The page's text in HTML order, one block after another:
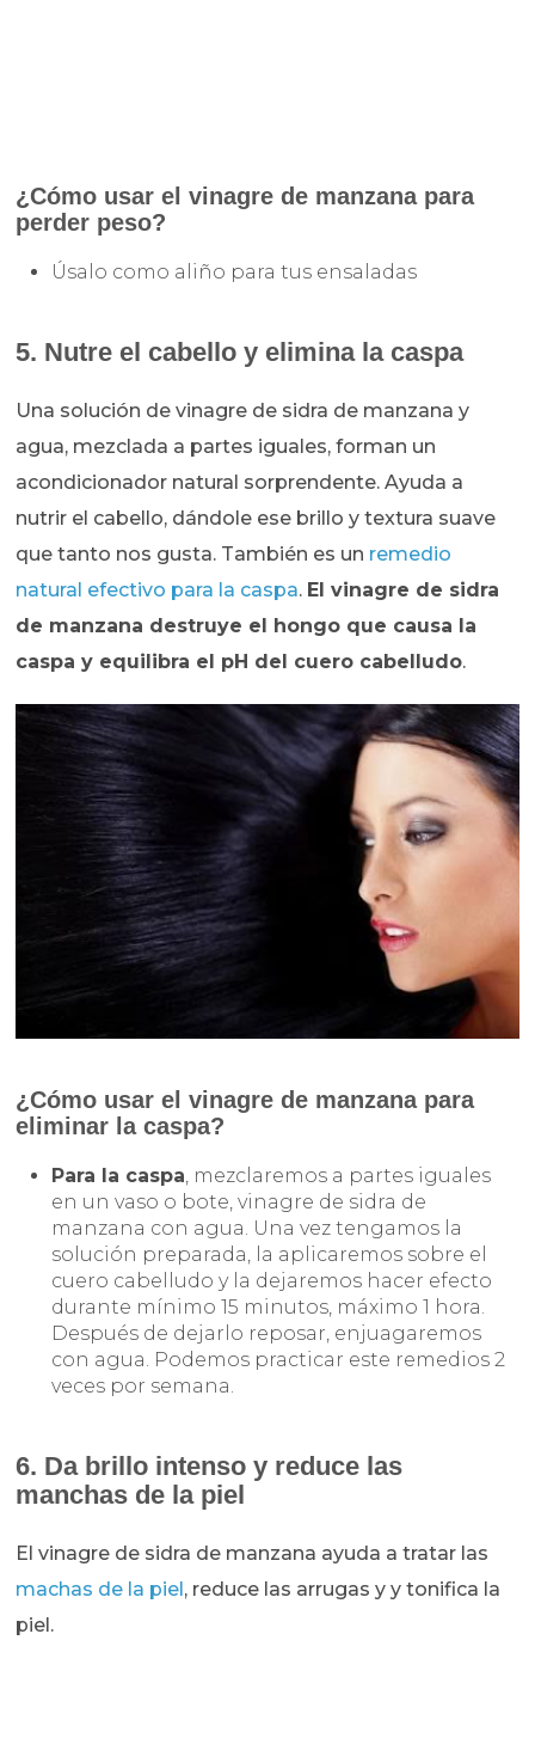
¿Cómo usar el vinagre de manzana para
perder peso?
Úsalo como aliño para tus ensaladas
5. Nutre el cabello y elimina la caspa
Una solución de vinagre de sidra de manzana y
agua, mezclada a partes iguales, forman un
acondicionador natural sorprendente. Ayuda a
nutrir el cabello, dándole ese brillo y textura suave
que tanto nos gusta. También es un remedio
natural efectivo para la caspa. El vinagre de sidra
de manzana destruye el hongo que causa la
caspa y equilibra el pH del cuero cabelludo.
¿Cómo usar el vinagre de manzana para
eliminar la caspa?
Para la caspa, mezclaremos a partes iguales
en un vaso o bote, vinagre de sidra de
manzana con agua. Una vez tengamos la
solución preparada, la aplicaremos sobre el
cuero cabelludo y la dejaremos hacer efecto
durante mínimo 15 minutos, máximo 1 hora.
Después de dejarlo reposar, enjuagaremos
con agua. Podemos practicar este remedios 2
veces por semana.
6. Da brillo intenso y reduce las
manchas de la piel
El vinagre de sidra de manzana ayuda a tratar las
machas de la piel , reduce las arrugas y y tonifica la
piel.